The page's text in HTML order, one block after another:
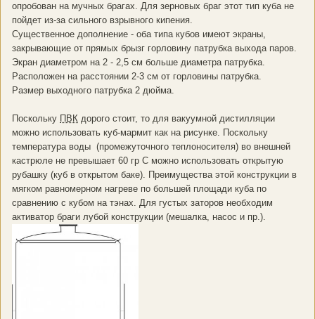
опробован на мучных брагах. Для зерновых браг этот тип куба не
пойдет из-за сильного взрывного кипения.
Существенное дополнение - оба типа кубов имеют экраны,
закрывающие от прямых брызг горловину патрубка выхода паров.
Экран диаметром на 2 - 2,5 см больше диаметра патрубка.
Расположен на расстоянии 2-3 см от горловины патрубка.
Размер выходного патрубка 2 дюйма.
Поскольку ПВК дорого стоит, то для вакуумной дистилляции
можно использовать куб-мармит как на рисунке. Поскольку
температура воды (промежуточного теплоносителя) во внешней
кастрюле не превышает 60 гр С можно использовать открытую
рубашку (куб в открытом баке). Преимущества этой конструкции в
мягком равномерном нагреве по большей площади куба по
сравнению с кубом на тэнах. Для густых заторов необходим
активатор браги лубой конструкции (мешалка, насос и пр.).